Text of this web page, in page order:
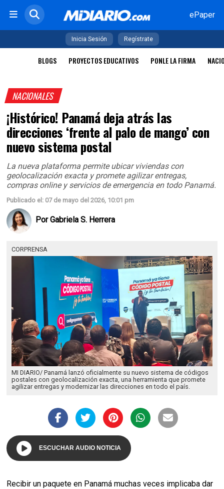
ePaper
Inicia Sesión Regístrate
BLOGS PROYECTOS EDUCATIVOS PONLE LA FIRMA
NACIONALES
¡Histórico! Panamá deja atrás las
direcciones ‘frente al palo de mango’ con
nuevo sistema postal
La nueva plataforma permite ubicar viviendas con
geolocalización exacta y promete agilizar entregas,
compras online y servicios de emergencia en todo Panamá.
Publicado el: 07 de mayo del 2026, 10:01 pm
PorGabriela S. Herrera
CORPRENSA
MI DIARIO/ Panamá lanzó oficialmente su nuevo sistema de códigos
postales con geolocalización exacta, una herramienta que promete
agilizar entregas y modernizar las direcciones en todo el país.
ESCUCHAR AUDIO NOTICIA
Recibir un paquete en Panamá muchas veces implicaba dar